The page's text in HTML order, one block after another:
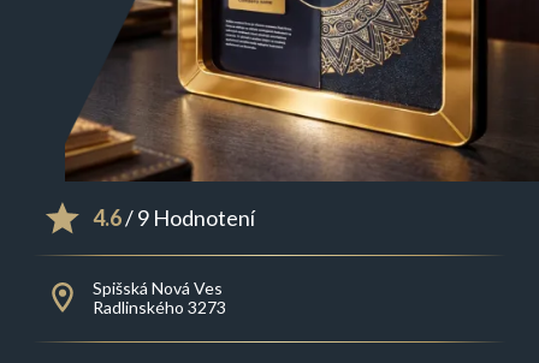
4.6/ 9 Hodnotení
Spišská Nová Ves
Radlinského 3273